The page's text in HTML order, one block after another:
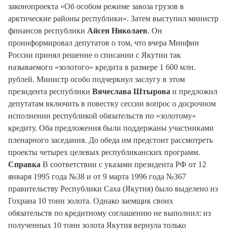
законопроекта «Об особом режиме завоза грузов в
арктические районы республики». Затем выступил министр
финансов республики Айсен Николаев. Он
проинформировал депутатов о том, что вчера Минфин
России принял решение о списании с Якутии так
называемого «золотого» кредита в размере 1 600 млн.
рублей. Министр особо подчеркнул заслугу в этом
президента республики Вячеслава Штырова и предложил
депутатам включить в повестку сессии вопрос о досрочном
исполнении республикой обязательств по «золотому»
кредиту. Оба предложения были поддержаны участниками
пленарного заседания. До обеда им предстоит рассмотреть
проекты четырех целевых республиканских программ.
Справка В соответствии с указами президента РФ от 12
января 1995 года №38 и от 9 марта 1996 года №367
правительству Республики Саха (Якутия) было выделено из
Гохрана 10 тонн золота. Однако заемщик своих
обязательств по кредитному соглашению не выполнил: из
полученных 10 тонн золота Якутия вернула только